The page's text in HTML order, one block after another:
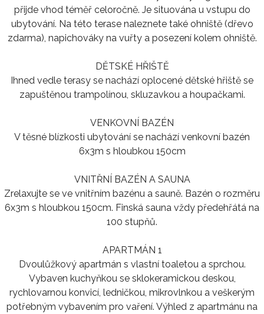
přijde vhod téměř celoročně. Je situována u vstupu do
ubytování. Na této terase naleznete také ohniště (dřevo
zdarma), napichováky na vuřty a posezení kolem ohniště.
DĚTSKÉ HŘIŠTĚ
Ihned vedle terasy se nachází oplocené dětské hřiště se
zapuštěnou trampolínou, skluzavkou a houpačkami.
VENKOVNÍ BAZÉN
V těsné blízkosti ubytování se nachází venkovní bazén
6x3m s hloubkou 150cm
VNITŘNÍ BAZÉN A SAUNA
Zrelaxujte se ve vnitřním bazénu a sauně. Bazén o rozměru
6x3m s hloubkou 150cm. Finská sauna vždy předehřátá na
100 stupňů.
APARTMÁN 1
Dvoulůžkový apartmán s vlastní toaletou a sprchou.
Vybaven kuchyňkou se sklokeramickou deskou,
rychlovarnou konvicí, ledničkou, mikrovlnkou a veškerým
potřebným vybavením pro vaření. Výhled z apartmánu na